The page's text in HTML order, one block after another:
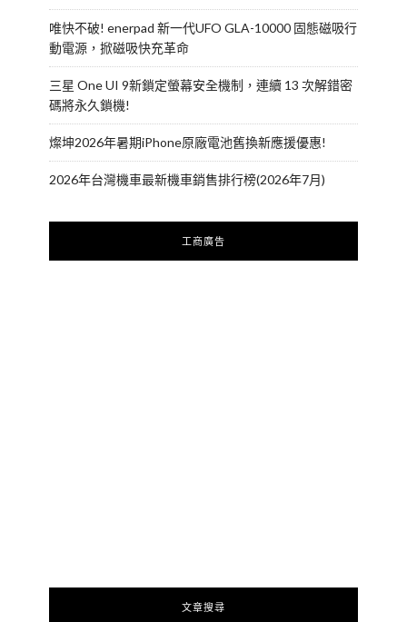
唯快不破! enerpad 新一代UFO GLA-10000 固態磁吸行
動電源，掀磁吸快充革命
三星 One UI 9新鎖定螢幕安全機制，連續 13 次解錯密
碼將永久鎖機!
燦坤2026年暑期iPhone原廠電池舊換新應援優惠!
2026年台灣機車最新機車銷售排行榜(2026年7月)
工商廣告
文章搜尋